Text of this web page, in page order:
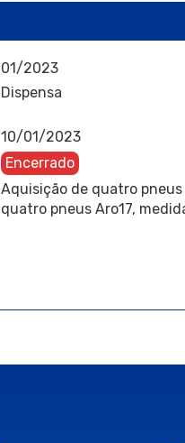
01/2023
Dispensa
10/01/2023
Encerrado
Aquisição de quatro pneus
quatro pneus Aro17,